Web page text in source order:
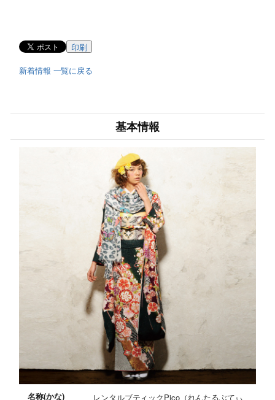
印刷
新着情報 一覧に戻る
基本情報
名称(かな)
レンタルブティックPico（れんたるぶてぃ